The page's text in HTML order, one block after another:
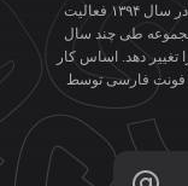
فونت ایران یک فروشگاه فونت فارسی است، که در سال ۱۳۹۴ فعالیت
مجموعه طی چند سال
دهد. اساس کار
فونت فارسی توسط